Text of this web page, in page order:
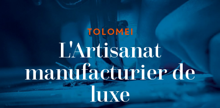
TOLOMEI
L'Artisanat
manufacturier de
luxe​